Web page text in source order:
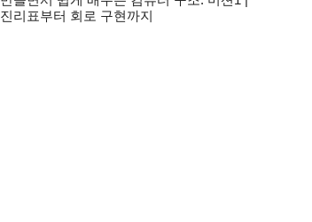
진리표부터 회로 구현까지